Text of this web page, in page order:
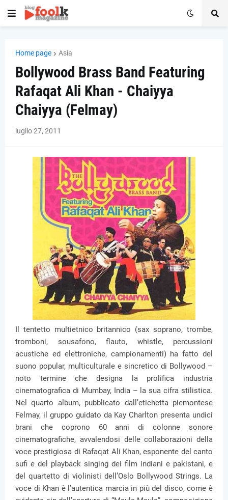
Home page Asia
Bollywood Brass Band Featuring
Rafaqat Ali Khan - Chaiyya
Chaiyya (Felmay)
luglio 27, 2011
Il tentetto multietnico britannico (sax soprano, trombe,
tromboni, sousafono, flauto, whistle, percussioni
acustiche ed elettroniche, campionamenti) ha fatto del
suono popular, multiculturale e sincretico di Bollywood –
noto termine che designa la prolifica industria
cinematografica di Mumbay, India – la sua cifra stilistica.
Nel quarto album, pubblicato dall’etichetta piemontese
Felmay, il gruppo guidato da Kay Charlton presenta undici
brani che coprono 60 anni di colonne sonore
cinematografiche, avvalendosi delle collaborazioni della
voce prestigiosa di Rafaqat Ali Khan, esponente del canto
sufi e del playback singing dei film indiani e pakistani, e
del quartetto di violinisti dell’Oslo Bollywood Strings. La
voce di Khan è l’autentica marcia in più del disco, come è